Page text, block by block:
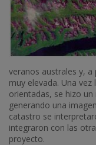
veranos australes y,
muy elevada. Una
orientadas, se hizo
generando una
catastro se
integraron con las
proyecto.